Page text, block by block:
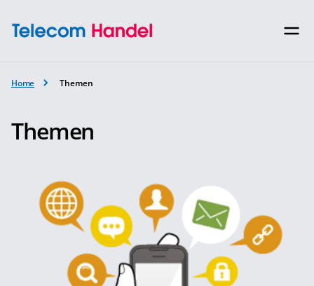
Home Themen
Themen